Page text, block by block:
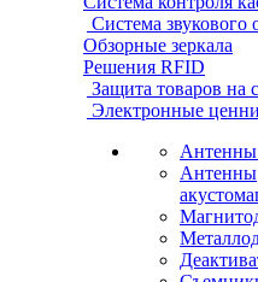
Система звукового
Обзорные зеркала
Решения RFID
Защита товаров на
Электронные
Антенны
Антенны